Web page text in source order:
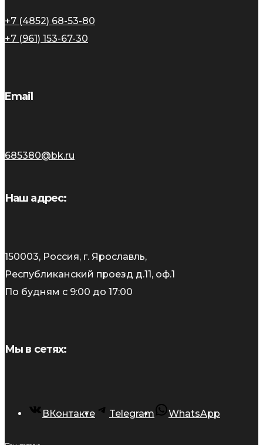
+7 (4852) 68-53-80
+7 (961) 153-67-30
Email
685380@bk.ru
Наш адрес:
150003, Россия, г. Ярославль,
Республиканский проезд д.11, оф.1
По будням с 9:00 до 17:00
Мы в сетях:
ВКонтакте Telegram WhatsApp